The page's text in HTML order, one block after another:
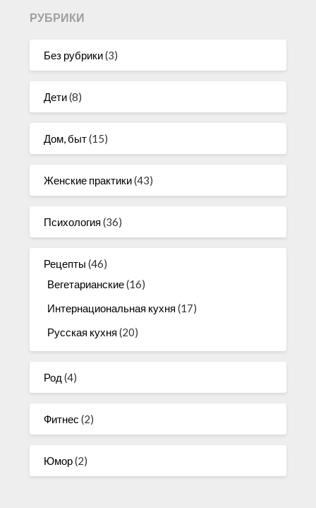
РУБРИКИ
Без рубрики(3)
Дети(8)
Дом, быт(15)
Женские практики(43)
Психология (36)
Рецепты (46)
Вегетарианские(16)
Интернациональная кухня (17)
Русская кухня (20)
Род (4)
Фитнес (2)
Юмор(2)